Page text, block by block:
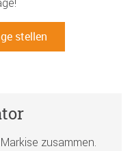
stellen
zusammen.